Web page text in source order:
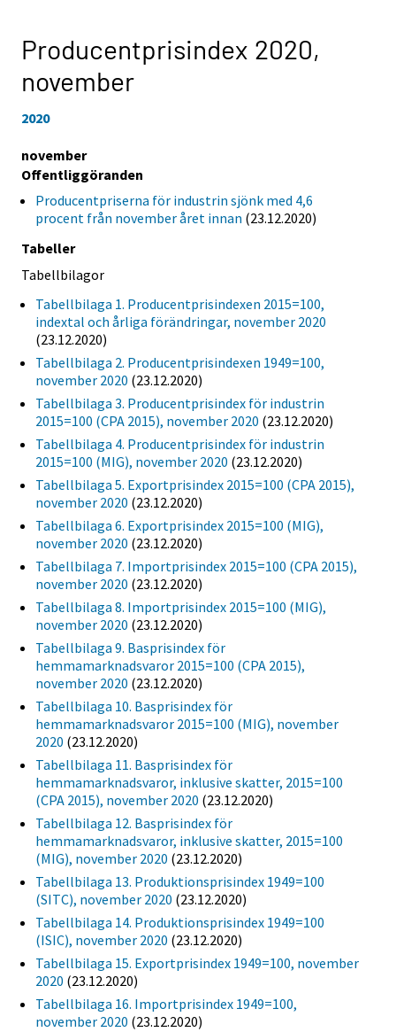
Producentprisindex 2020,
november
2020
november
Offentliggöranden
Producentpriserna för industrin sjönk med 4,6
procent från november året innan (23.12.2020)
Tabeller
Tabellbilagor
Tabellbilaga 1. Producentprisindexen 2015=100,
indextal och årliga förändringar, november 2020
(23.12.2020)
Tabellbilaga 2. Producentprisindexen 1949=100,
november 2020 (23.12.2020)
Tabellbilaga 3. Producentprisindex för industrin
2015=100 (CPA 2015), november 2020 (23.12.2020)
Tabellbilaga 4. Producentprisindex för industrin
2015=100 (MIG), november 2020 (23.12.2020)
Tabellbilaga 5. Exportprisindex 2015=100 (CPA 2015),
november 2020 (23.12.2020)
Tabellbilaga 6. Exportprisindex 2015=100 (MIG),
november 2020 (23.12.2020)
Tabellbilaga 7. Importprisindex 2015=100 (CPA 2015),
november 2020 (23.12.2020)
Tabellbilaga 8. Importprisindex 2015=100 (MIG),
november 2020 (23.12.2020)
Tabellbilaga 9. Basprisindex för
hemmamarknadsvaror 2015=100 (CPA 2015),
november 2020 (23.12.2020)
Tabellbilaga 10. Basprisindex för
hemmamarknadsvaror 2015=100 (MIG), november
2020 (23.12.2020)
Tabellbilaga 11. Basprisindex för
hemmamarknadsvaror, inklusive skatter, 2015=100
(CPA 2015), november 2020 (23.12.2020)
Tabellbilaga 12. Basprisindex för
hemmamarknadsvaror, inklusive skatter, 2015=100
(MIG), november 2020 (23.12.2020)
Tabellbilaga 13. Produktionsprisindex 1949=100
(SITC), november 2020 (23.12.2020)
Tabellbilaga 14. Produktionsprisindex 1949=100
(ISIC), november 2020 (23.12.2020)
Tabellbilaga 15. Exportprisindex 1949=100, november
2020 (23.12.2020)
Tabellbilaga 16. Importprisindex 1949=100,
november 2020 (23.12.2020)